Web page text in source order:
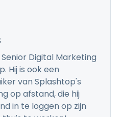
Digital Marketing
Hij is ook een
van Splashtop's
op afstand, die hij
in te loggen op zijn